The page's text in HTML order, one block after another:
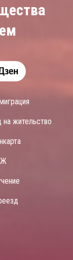
на жительство